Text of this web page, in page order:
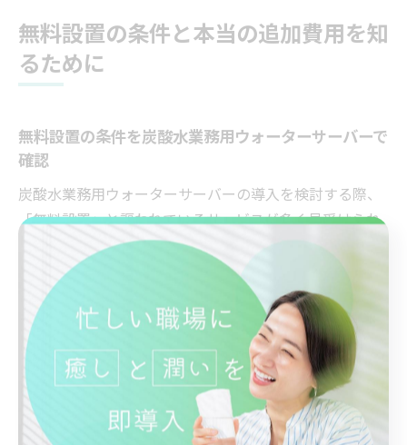
無料設置の条件と本当の追加費用を知
るために
無料設置の条件を炭酸水業務用ウォーターサーバーで
確認
炭酸水業務用ウォーターサーバーの導入を検討する際、
「無料設置」と謳われているサービスが多く見受けられ
ます。しかし、実際に無料となる条件には各社で細かな
違いがあるため、事前の確認が不可欠です。まず多くの
場合、無料設置の適用には最低利用期間や定期的な注文
量の縛りが設けられています。例えば、1年以上の継続利
用契約や、月間一定本数以上の水・炭酸カートリッジの
購入が条件となるケースが一般的です。
また、設置場所の条件も注意が必要です。水道直結型の
場合、設置可能な水栓の有無や、工事が可能なスペース